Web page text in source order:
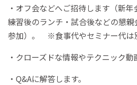
・オフ会などへご招待します（新年
練習後のランチ・試合後などの懇
参加）。 ※食事代やセミナー代は
・クローズドな情報やテクニック動
・Q&Aに解答します。